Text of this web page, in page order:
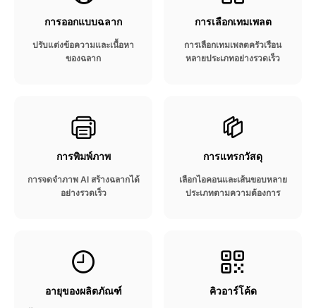
การออกแบบฉลาก
ปรับแต่งข้อความและเนื้อหา
ของฉลาก
การเลือกเทมเพลต
การเลือกเทมเพลตครัวเรือน
หลายประเภทอย่างรวดเร็ว
การพิมพ์ภาพ
การจดจําภาพ AI สร้างฉลากได้
อย่างรวดเร็ว
การแทรกวัสดุ
เลือกไอคอนและเส้นขอบหลาย
ประเภทตามความต้องการ​
อายุของผลิตภัณฑ์​ คิวอาร์โค้ด